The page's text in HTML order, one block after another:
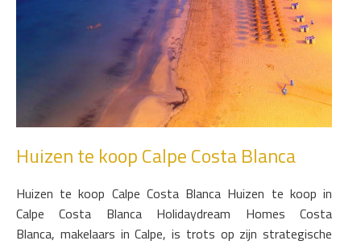
Huizen te koop Calpe Costa Blanca
Huizen te koop Calpe Costa Blanca Huizen te koop in
Calpe Costa Blanca Holidaydream Homes Costa
Blanca, makelaars in Calpe, is trots op zijn strategische